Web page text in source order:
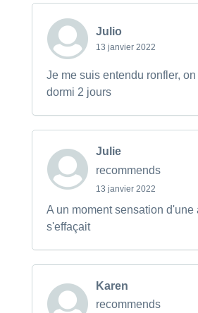
Julio
13 janvier 2022
Je me suis entendu ronfler,
dormi 2 jours
Julie
recommends
13 janvier 2022
A un moment sensation d'une
s'effaçait
Karen
recommends